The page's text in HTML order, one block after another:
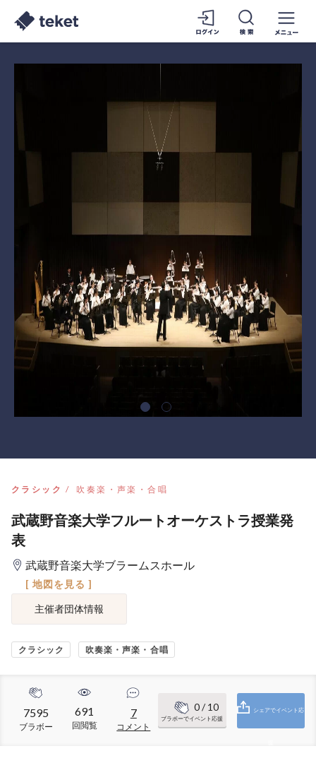
クラシック 吹奏楽・声楽・合唱
武蔵野音楽大学フルートオーケストラ授業発
表
武蔵野音楽大学ブラームスホール
[ 地図を見る ]
主催者団体情報
クラシック 吹奏楽・声楽・合唱
7595
ブラボー
691
回閲覧
7
コメント
0/ 10
ブラボーでイベント応援
シェアでイベント応